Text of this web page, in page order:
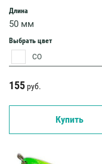
Длина
50 мм
Выбрать цвет
CO
155 руб.
Купить